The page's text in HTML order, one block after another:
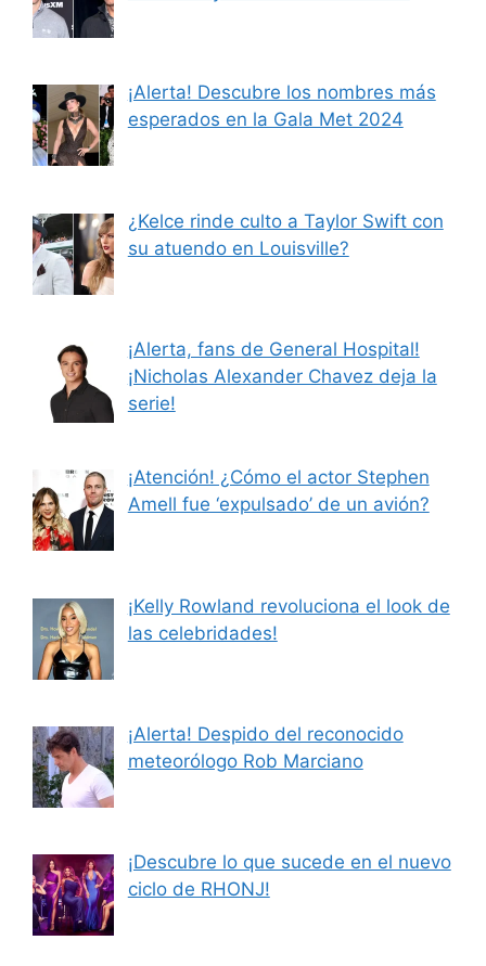
¡Alerta! Descubre los nombres más
esperados en la Gala Met 2024
¿Kelce rinde culto a Taylor Swift con
su atuendo en Louisville?
¡Alerta, fans de General Hospital!
¡Nicholas Alexander Chavez deja la
serie!
¡Atención! ¿Cómo el actor Stephen
Amell fue ‘expulsado’ de un avión?
¡Kelly Rowland revoluciona el look de
las celebridades!
¡Alerta! Despido del reconocido
meteorólogo Rob Marciano
¡Descubre lo que sucede en el nuevo
ciclo de RHONJ!